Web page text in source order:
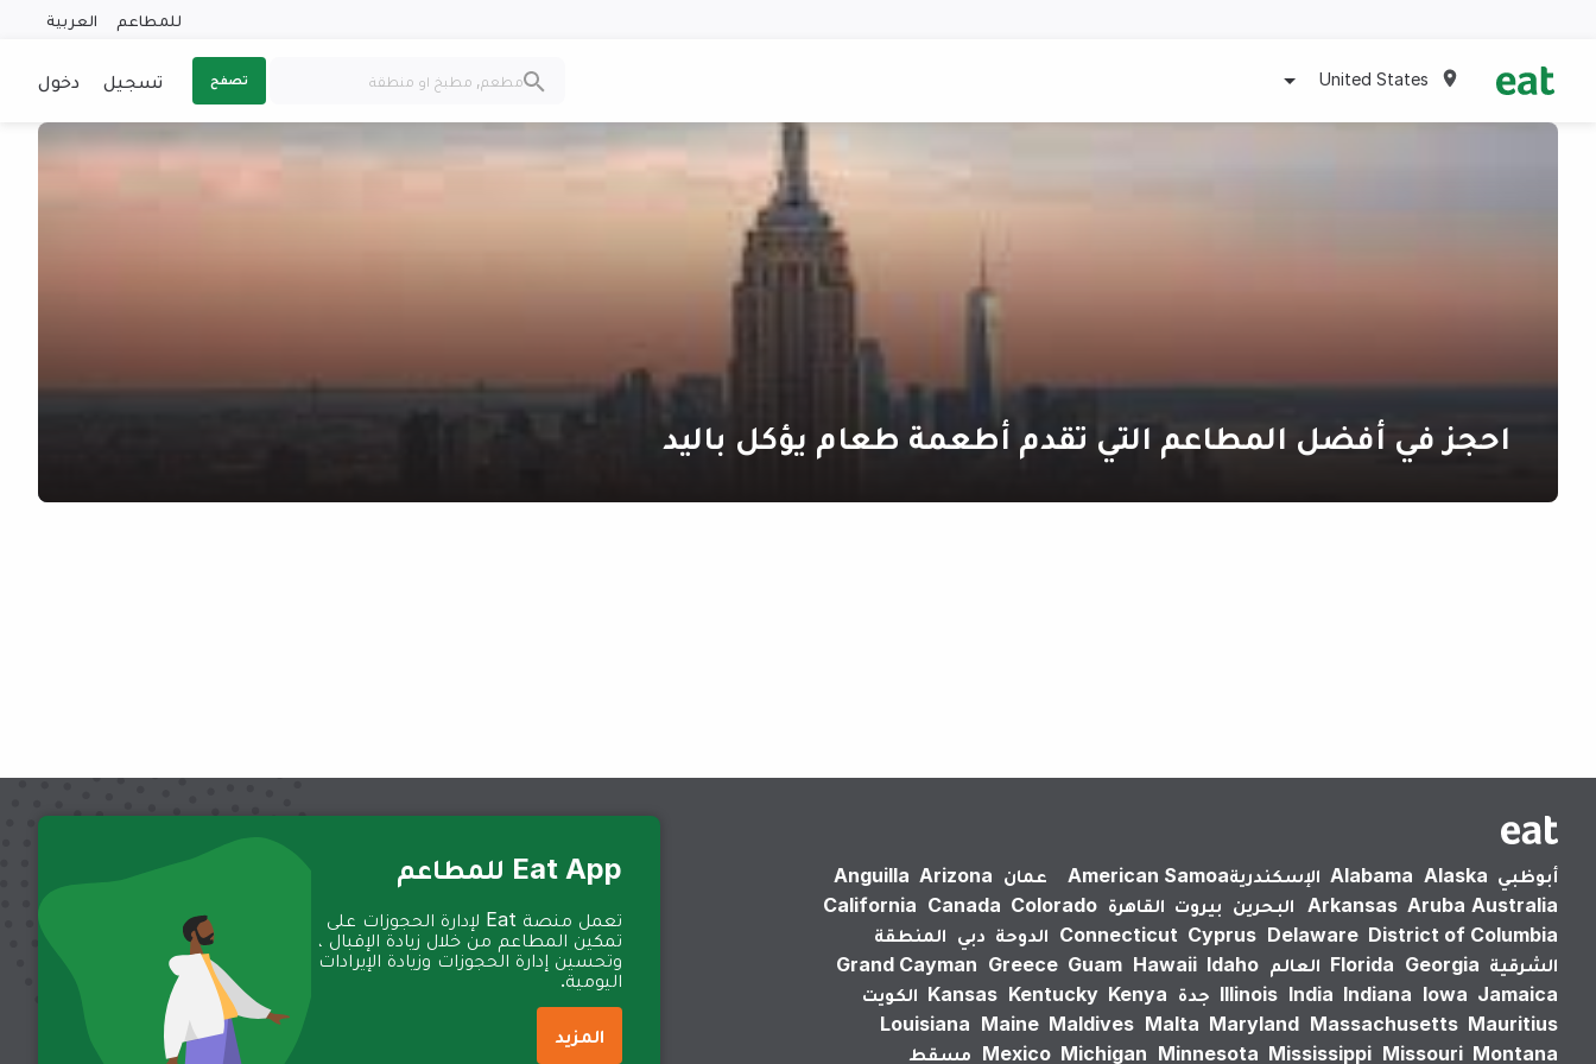
للمطاعم العربية
United States تصفح تسجيل دخول
احجز في أفضل المطاعم التي تقدم أطعمة طعام يؤكل باليد
أبوظبي Alabama Alaska الإسكندرية‎American Samoa عمان Anguilla Arizona
Arkansas Aruba Australia البحرين بيروت القاهرة California Canada Colorado
Connecticut Cyprus Delaware District of Columbia الدوحة دبي المنطقة
الشرقية
Florida Georgia العالم Grand Cayman Greece Guam Hawaii Idaho
Illinois India Indiana Iowa Jamaica جدة Kansas Kentucky Kenya
الكويت
Louisiana Maine Maldives Malta Maryland Massachusetts Mauritius
Mexico Michigan Minnesota Mississippi Missouri Montana مسقط
Eat App للمطاعم
تعمل منصة Eat لإدارة الحجوزات على
تمكين المطاعم من خلال زيادة الإقبال ،
وتحسين إدارة الحجوزات وزيادة الإيرادات
اليومية.
المزيد